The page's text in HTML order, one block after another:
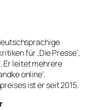
für ‚Die Presse‘,
Er leitet mehrere
online‘.
ist er seit 2015.